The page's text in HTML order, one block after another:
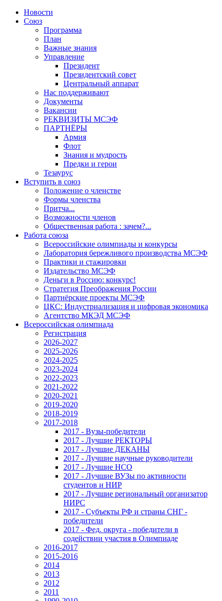
Новости
Союз
Программа
План
Важные знания
Управление
Президент
Президентский совет
Центральный аппарат
Нас поддерживают
Документы
Вакансии
РЕКВИЗИТЫ МСЭФ
ПАРТНЁРЫ
Армия
Флот
Знания и мудрость
Предки и герои
Тезаурус
Вступить в союз
Положение о членстве
Формы членства
Притча...
Возможности членов
Общественная работа : зачем?...
Работа союза
Всероссийские олимпиады и конкурсы
Лаборатория бережливого производства МСЭФ
Практики и стажировки
Издательство МСЭФ
Деньги в Россию: конкурс!
Стратегия Преображения России
Партнёрские проекты МСЭФ
ЦКС: Индустриализация и цифровая экономика
Агентство МКЭД МСЭФ
Всероссийская олимпиада
Регистрация
2026-2027
2025-2026
2024-2025
2023-2024
2022-2023
2021-2022
2020-2021
2019-2020
2018-2019
2017-2018
2017 - Вузы-победители
2017 - Лучшие РЕКТОРЫ
2017 - Лучшие ДЕКАНЫ
2017 - Лучшие научные руководители
2017 - Лучшие НСО
2017 - Лучшие ВУЗы по активности
студентов и НИР
2017 - Лучшие региональный организатор
НИРС
2017 - Субъекты РФ и страны СНГ -
победители
2017 - Фед. округа - победители в
содействии участия в Олимпиаде
2016-2017
2015-2016
2014
2013
2012
2011